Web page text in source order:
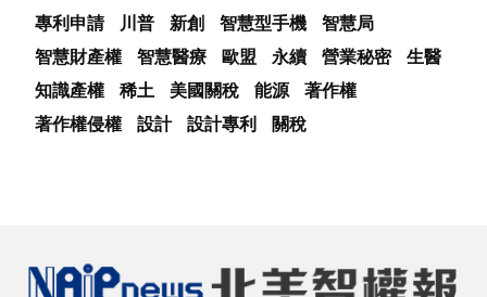
專利申請
川普 新創 智慧型手機
智慧局
智慧財產權
智慧醫療 歐盟 永續 營業秘密
生醫
知識產權
稀土 美國關稅 能源
著作權
著作權侵權
設計 設計專利 關稅